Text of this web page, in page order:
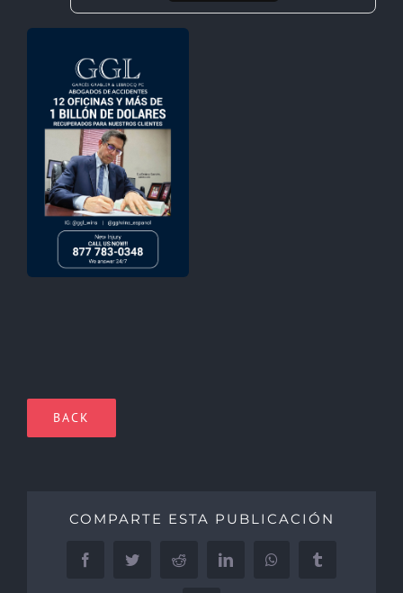
BACK
COMPARTE ESTA PUBLICACIÓN
FacebookTwitter Reddit LinkedInWhatsAppTumblr